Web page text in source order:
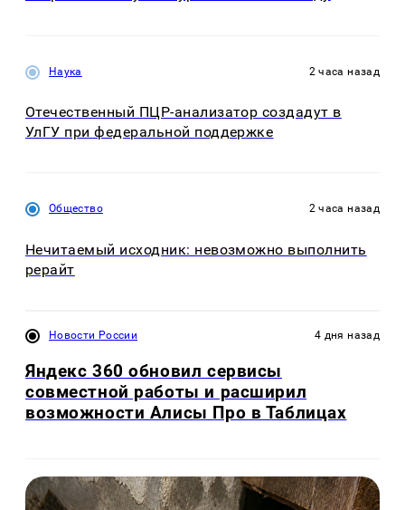
Наука 2 часа назад
Отечественный ПЦР-анализатор создадут в
УлГУ при федеральной поддержке
Общество 2 часа назад
Нечитаемый исходник: невозможно выполнить
рерайт
Новости России 4 дня назад
Яндекс 360 обновил сервисы
совместной работы и расширил
возможности Алисы Про в Таблицах